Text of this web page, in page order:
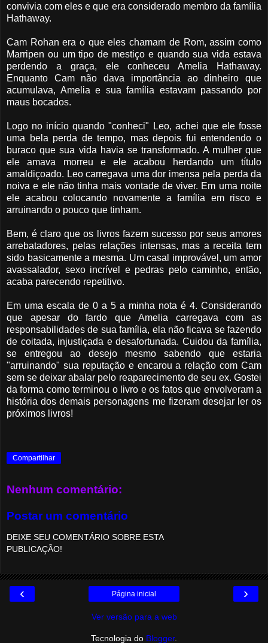
convivia com eles e que era considerado membro da família
Hathaway.
Cam Rohan era o que eles chamam de Rom, assim como
Marripen ou um tipo de mestiço e quando sua vida estava
perdendo a graça, ele conheceu Amelia Hathaway.
Enquanto Cam não dava importância ao dinheiro que
acumulava, Amelia e sua família estavam passando por
maus bocados.
Logo no início quando "conheci" Leo, achei que ele fosse
uma bela perda de tempo, mas depois fui entendendo o
buraco que sua vida havia se transformado. A mulher que
ele amava morreu e ele acabou herdando um título
amaldiçoado. Leo carregava uma dor imensa pela perda da
noiva e ele não tinha mais vontade de viver. Em uma noite
ele acabou colocando novamente a família em risco e
arruinando o pouco que tinham.
Bem, é claro que os livros fazem sucesso por seus amores
arrebatadores, pelas relações intensas, mas a receita tem
sido basicamente a mesma. Um casal improvável, um amor
avassalador, sexo incrível e pedras pelo caminho, então,
acaba parecendo repetitivo.
Em uma escala de 0 a 5 a minha nota é 4. Considerando
que apesar do fardo que Amelia carregava com as
responsabilidades de sua família, ela não ficava se fazendo
de coitada, injustiçada e desafortunada. Cuidou da família,
se entregou ao desejo mesmo sabendo que estaria
"arruinando" sua reputação e encarou a relação com Cam
sem se deixar abalar pelo reaparecimento de seu ex. Gostei
da forma como terminou o livro e os fatos que envolveram a
história dos demais personagens me fizeram desejar ler os
próximos livros!
Compartilhar
Nenhum comentário:
Postar um comentário
DEIXE SEU COMENTÁRIO SOBRE ESTA
PUBLICAÇÃO!
‹ ›
Página inicial
Ver versão para a web
Tecnologia do Blogger.